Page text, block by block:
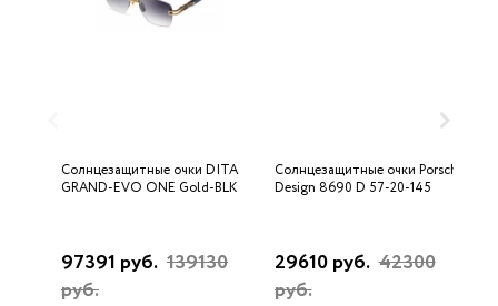
Солнцезащитные очки DITA
GRAND-EVO ONE Gold-BLK
97391 руб. 139130
руб.
Солнцезащитные очки Porsche
Design 8690 D 57-20-145
29610 руб. 42300
руб.